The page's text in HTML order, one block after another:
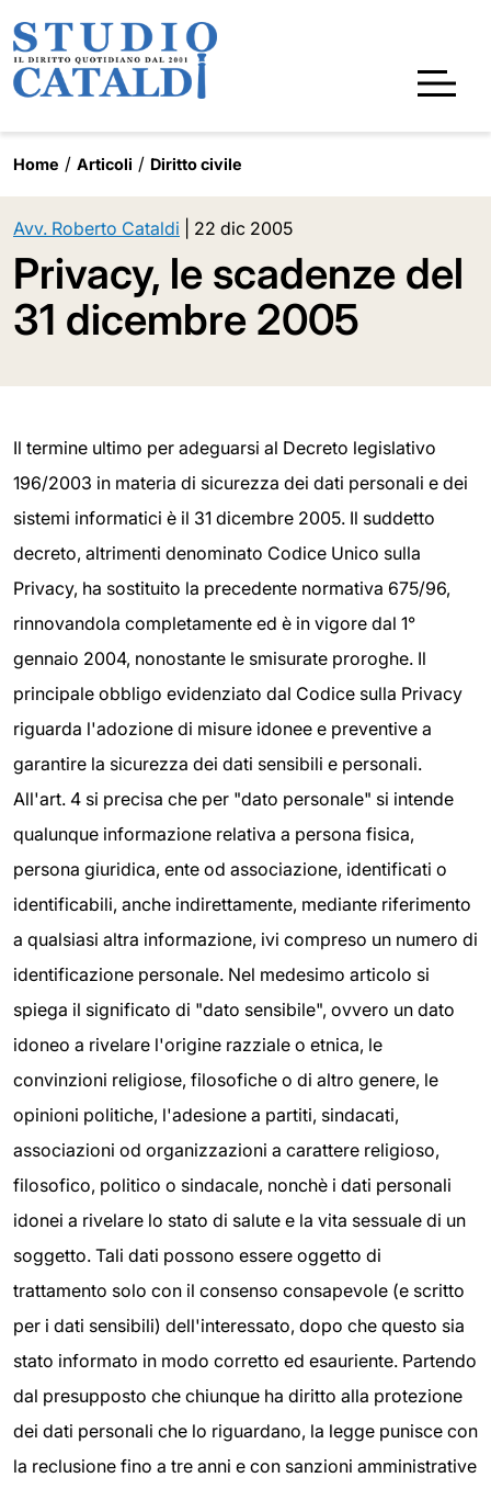
Home Articoli Diritto civile
Avv. Roberto Cataldi 22 dic 2005
Privacy, le scadenze del
31 dicembre 2005
Il termine ultimo per adeguarsi al Decreto legislativo
196/2003 in materia di sicurezza dei dati personali e dei
sistemi informatici è il 31 dicembre 2005. Il suddetto
decreto, altrimenti denominato Codice Unico sulla
Privacy, ha sostituito la precedente normativa 675/96,
rinnovandola completamente ed è in vigore dal 1°
gennaio 2004, nonostante le smisurate proroghe. Il
principale obbligo evidenziato dal Codice sulla Privacy
riguarda l'adozione di misure idonee e preventive a
garantire la sicurezza dei dati sensibili e personali.
All'art. 4 si precisa che per "dato personale" si intende
qualunque informazione relativa a persona fisica,
persona giuridica, ente od associazione, identificati o
identificabili, anche indirettamente, mediante riferimento
a qualsiasi altra informazione, ivi compreso un numero di
identificazione personale. Nel medesimo articolo si
spiega il significato di "dato sensibile", ovvero un dato
idoneo a rivelare l'origine razziale o etnica, le
convinzioni religiose, filosofiche o di altro genere, le
opinioni politiche, l'adesione a partiti, sindacati,
associazioni od organizzazioni a carattere religioso,
filosofico, politico o sindacale, nonchè i dati personali
idonei a rivelare lo stato di salute e la vita sessuale di un
soggetto. Tali dati possono essere oggetto di
trattamento solo con il consenso consapevole (e scritto
per i dati sensibili) dell'interessato, dopo che questo sia
stato informato in modo corretto ed esauriente. Partendo
dal presupposto che chiunque ha diritto alla protezione
dei dati personali che lo riguardano, la legge punisce con
la reclusione fino a tre anni e con sanzioni amministrative